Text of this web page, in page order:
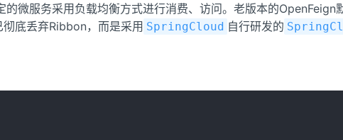
的微服务采用负载均衡方式进行消费、访问。老版本的
底丢弃Ribbon，而是采用 SpringCloud 自行研发的